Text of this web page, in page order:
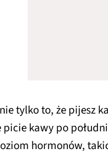
tylko to, że pijesz
picie kawy po
hormonów,